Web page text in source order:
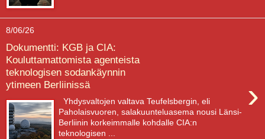
8/06/26
Dokumentti: KGB ja CIA:
Kouluttamattomista agenteista
teknologisen sodankäynnin
ytimeen Berliinissä
›
Yhdysvaltojen valtava Teufelsbergin, eli
Paholaisvuoren, salakuunteluasema nousi Länsi-
Berliinin korkeimmalle kohdalle CIA:n
teknologisen ...